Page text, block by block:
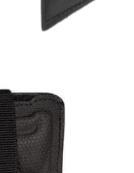
1-3308